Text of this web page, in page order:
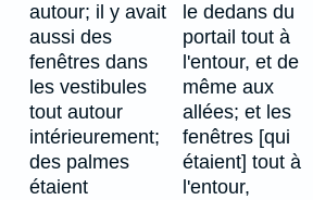
autour; il y avait
aussi des
fenêtres dans
les vestibules
tout autour
intérieurement;
des palmes
étaient
le dedans du
portail tout à
l'entour, et de
même aux
allées; et les
fenêtres [qui
étaient] tout à
l'entour,